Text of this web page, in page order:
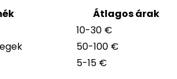
Átlagos árak
10-30 €
50-100 €
5-15 €